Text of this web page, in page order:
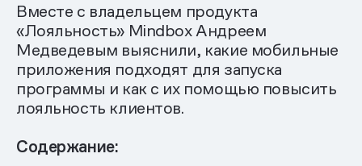
Вместе с владельцем продукта
«Лояльность» Mindbox Андреем
Медведевым выяснили, какие мобильные
приложения подходят для запуска
программы и как с их помощью повысить
лояльность клиентов.
Содержание: